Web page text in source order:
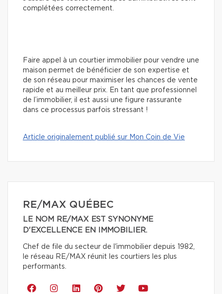
complétées correctement.
Faire appel à un courtier immobilier pour vendre une
maison permet de bénéficier de son expertise et
de son réseau pour maximiser les chances de vente
rapide et au meilleur prix. En tant que professionnel
de l’immobilier, il est aussi une figure rassurante
dans ce processus parfois stressant !
Article originalement publié sur Mon Coin de Vie
RE/MAX QUÉBEC
LE NOM RE/MAX EST SYNONYME
D'EXCELLENCE EN IMMOBILIER.
Chef de file du secteur de l'immobilier depuis 1982,
le réseau RE/MAX réunit les courtiers les plus
performants.